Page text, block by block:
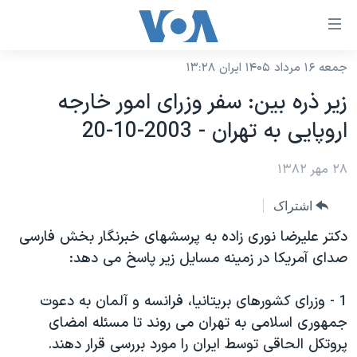
لینکهای
دسترسی
جهش
به
محتوای
اصلی
صفحه
اصلی
جهش
جستجو
نسخه سبک وب‌سایت
موضوع ها
ایران
آمریکا
جهان
ورزشی
ویژه برنامه‌ها
ویدیوها
برنامه های تلویزیونی
جدول برنامه ها
صفحه‌های ویژه
جام جهانی ۲۰۲۶
بایگانی برنامه‌های تلویزیونی
فرکانس‌های صدای آمریکا
یادگیری زبان انگلیسی
جمعه ۱۶ مرداد ۱۴۰۵ ایران ۱۳:۲۸
زير ذره بين: سفر وزرای امور خارجه
اروپايی به تهران - 2003-10-20
۲۸ مهر ۱۳۸۲
اشتراک
دکتر عليرضا نوری زاده به پرسشهای خبرنگار بخش فارسی
صدای آمريکا در زمينه مسايل زير پاسخ می دهد:
1 - وزرای کشورهای بريتانيا، فرانسه و آلمان به دعوت
جمهوری اسلامی به تهران می روند تا مسئله امضای
پروتکل الحاقی توسط ايران را مورد بررسی قرار دهند.